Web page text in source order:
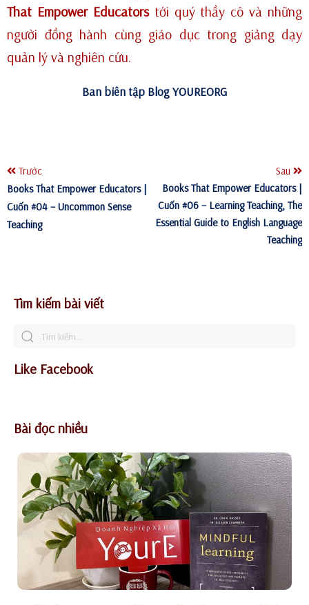
That Empower Educatorstới quý thầy cô và những
người đồng hành cùng giáo dục trong giảng dạy
quản lý và nghiên cứu.
Ban biên tập Blog YOUREORG
Trước
Books That Empower Educators |
Cuốn #04 – Uncommon Sense
Teaching
Sau
Books That Empower Educators |
Cuốn #06 – Learning Teaching, The
Essential Guide to English Language
Teaching
Tìm kiếm bài viết
Like Facebook
Bài đọc nhiều